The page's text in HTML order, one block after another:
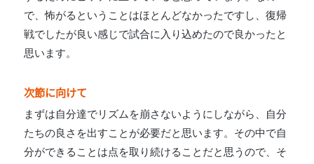
で、怖がるということはほとんどなかったですし、復帰
戦でしたが良い感じで試合に入り込めたので良かったと
思います。
次節に向けて
まずは自分達でリズムを崩さないようにしながら、自分
たちの良さを出すことが必要だと思います。その中で自
分ができることは点を取り続けることだと思うので、そ